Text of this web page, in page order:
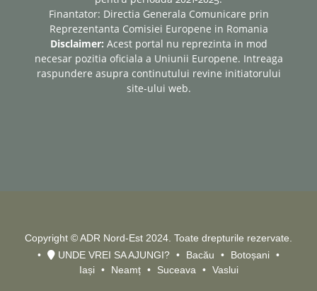
Finantator: Directia Generala Comunicare prin
Reprezentanta Comisiei Europene in Romania
Disclaimer: Acest portal nu reprezinta in mod
necesar pozitia oficiala a Uniunii Europene. Intreaga
raspundere asupra continutului revine initiatorului
site-ului web.
Copyright © ADR Nord-Est 2024. Toate drepturile rezervate.
UNDE VREI SA AJUNGI?
Bacău
Botoșani
Iași
Neamț Suceava Vaslui